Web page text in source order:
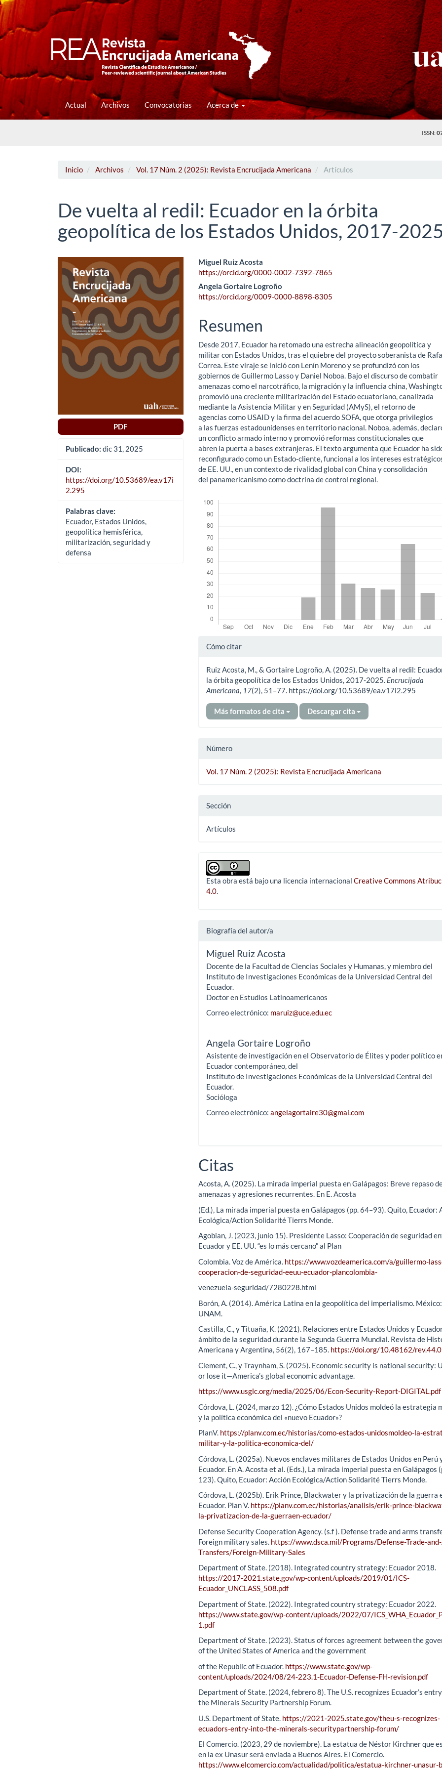
Navegación
Contenido
principal
Barra
Actual Archivos Convocatorias Acerca de
ISSN:
Inicio Archivos Vol. 17 Núm. 2 (2025): Revista Encrucijada Americana Artículos
De vuelta al redil: Ecuador en la órbita
geopolítica de los Estados Unidos, 2017-
Barra
lateral
del
artículo
PDF
Publicado: dic 31, 2025
DOI:
https://doi.org/10.53689/ea.v17i
2.295
Palabras clave:
Ecuador, Estados Unidos,
geopolítica hemisférica,
militarización, seguridad y
defensa
Contenido
principal
del
artículo
Miguel Ruiz Acosta
https://orcid.org/0000-0002-7392-7865
Angela Gortaire Logroño
https://orcid.org/0009-0000-8898-8305
Resumen
Desde 2017, Ecuador ha retomado una estrecha alineación geopolítica y
militar con Estados Unidos, tras el quiebre del proyecto soberanista de
Correa. Este viraje se inició con Lenín Moreno y se profundizó con los
gobiernos de Guillermo Lasso y Daniel Noboa. Bajo el discurso de combatir
amenazas como el narcotráfico, la migración y la influencia china,
promovió una creciente militarización del Estado ecuatoriano, canalizada
mediante la Asistencia Militar y en Seguridad (AMyS), el retorno de
agencias como USAID y la firma del acuerdo SOFA, que otorga privilegios
a las fuerzas estadounidenses en territorio nacional. Noboa, además,
un conflicto armado interno y promovió reformas constitucionales que
abren la puerta a bases extranjeras. El texto argumenta que Ecuador ha
reconfigurado como un Estado-cliente, funcional a los intereses
de EE. UU., en un contexto de rivalidad global con China y consolidación
del panamericanismo como doctrina de control regional.
Detalles
artículo
Cómo citar
Ruiz Acosta, M., & Gortaire Logroño, A. (2025). De vuelta al redil:
la órbita geopolítica de los Estados Unidos, 2017-2025. Encrucijada
Americana, 17(2), 51–77. https://doi.org/10.53689/ea.v17i2.295
Más formatos de cita Descargar cita
Número
Vol. 17 Núm. 2 (2025): Revista Encrucijada Americana
Sección
Artículos
Esta obra está bajo una licencia internacional Creative Commons
4.0.
Biografía del autor/a
Miguel Ruiz Acosta
Docente de la Facultad de Ciencias Sociales y Humanas, y miembro del
Instituto de Investigaciones Económicas de la Universidad Central del
Ecuador.
Doctor en Estudios Latinoamericanos
Correo electrónico: maruiz@uce.edu.ec
Angela Gortaire Logroño
Asistente de investigación en el Observatorio de Élites y poder político
Ecuador contemporáneo, del
Instituto de Investigaciones Económicas de la Universidad Central del
Ecuador.
Socióloga
Correo electrónico: angelagortaire30@gmai.com
Citas
Acosta, A. (2025). La mirada imperial puesta en Galápagos: Breve repaso
amenazas y agresiones recurrentes. En E. Acosta
(Ed.), La mirada imperial puesta en Galápagos (pp. 64–93). Quito, Ecuador:
Ecológica/Action Solidarité Tierrs Monde.
Agobian, J. (2023, junio 15). Presidente Lasso: Cooperación de seguridad
Ecuador y EE. UU. “es lo más cercano” al Plan
Colombia. Voz de América. https://www.vozdeamerica.com/a/guillermo-
cooperacion-de-seguridad-eeuu-ecuador-plancolombia-
venezuela-seguridad/7280228.html
Borón, A. (2014). América Latina en la geopolítica del imperialismo. México:
UNAM.
Castilla, C., y Tituaña, K. (2021). Relaciones entre Estados Unidos y
ámbito de la seguridad durante la Segunda Guerra Mundial. Revista de
Americana y Argentina, 56(2), 167–185. https://doi.org/10.48162/
Clement, C., y Traynham, S. (2025). Economic security is national security:
or lose it—America’s global economic advantage.
https://www.usglc.org/media/2025/06/Econ-Security-Report-DIGITAL.pdf
Córdova, L. (2024, marzo 12). ¿Cómo Estados Unidos moldeó la estrategia
y la política económica del «nuevo Ecuador»?
PlanV. https://planv.com.ec/historias/como-estados-unidosmoldeo-la-
militar-y-la-politica-economica-del/
Córdova, L. (2025a). Nuevos enclaves militares de Estados Unidos en Perú
Ecuador. En A. Acosta et al. (Eds.), La mirada imperial puesta en Galápagos
123). Quito, Ecuador: Acción Ecológica/Action Solidarité Tierrs Monde.
Córdova, L. (2025b). Erik Prince, Blackwater y la privatización de la guerra
Ecuador. Plan V. https://planv.com.ec/historias/analisis/erik-prince-
la-privatizacion-de-la-guerraen-ecuador/
Defense Security Cooperation Agency. (s.f ). Defense trade and arms
Foreign military sales. https://www.dsca.mil/Programs/Defense-Trade-
Transfers/Foreign-Military-Sales
Department of State. (2018). Integrated country strategy: Ecuador 2018.
https://2017-2021.state.gov/wp-content/uploads/2019/01/ICS-
Ecuador_UNCLASS_508.pdf
Department of State. (2022). Integrated country strategy: Ecuador 2022.
https://www.state.gov/wp-content/uploads/2022/07/
1.pdf
Department of State. (2023). Status of forces agreement between the
of the United States of America and the government
of the Republic of Ecuador. https://www.state.gov/wp-
content/uploads/2024/08/24-223.1-Ecuador-Defense-FH-revision.pdf
Department of State. (2024, febrero 8). The U.S. recognizes Ecuador’s
the Minerals Security Partnership Forum.
U.S. Department of State. https://2021-2025.state.gov/theu-s-recognizes-
ecuadors-entry-into-the-minerals-securitypartnership-forum/
El Comercio. (2023, 29 de noviembre). La estatua de Néstor Kirchner que
en la ex Unasur será enviada a Buenos Aires. El Comercio.
https://www.elcomercio.com/actualidad/politica/estatua-kirchner-unasur-